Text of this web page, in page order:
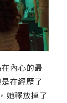
內心的最
在經歷了
她釋放掉了